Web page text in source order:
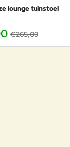
met degrootste
kunt
én projecten.
lounge tuinstoel
€265,00